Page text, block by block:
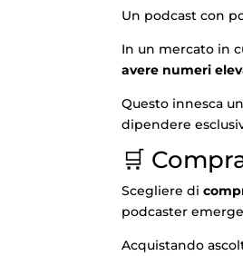
Un podcast con
In un mercato in
avere numeri
Questo innesca un
dipendere
🛒
Scegliere di
podcaster
Acquistando